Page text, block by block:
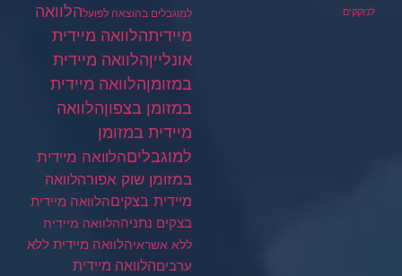
לנזקקים
למוגבלים בהוצאה לפועלהלוואה
מיידיתהלוואה מיידית
אונלייןהלוואה מיידית
במזומןהלוואה מיידית
במזומן בצפוןהלוואה
מיידית במזומן
למוגבליםהלוואה מיידית
במזומן שוק אפורהלוואה
מיידית בצקיםהלוואה מיידית
בצקים נתניההלוואה מיידית
ללא אשראיהלוואה מיידית ללא
ערביםהלוואה מיידית